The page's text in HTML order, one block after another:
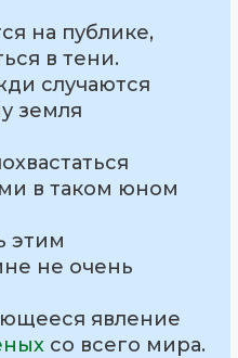
на публике,
в тени.
случаются
земля
в таком юном
этим
не очень
явление
со всего мира.